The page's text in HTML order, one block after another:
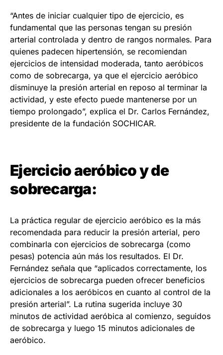
“Antes de iniciar cualquier tipo de ejercicio, es
fundamental que las personas tengan su presión
arterial controlada y dentro de rangos normales. Para
quienes padecen hipertensión, se recomiendan
ejercicios de intensidad moderada, tanto aeróbicos
como de sobrecarga, ya que el ejercicio aeróbico
disminuye la presión arterial en reposo al terminar la
actividad, y este efecto puede mantenerse por un
tiempo prolongado”, explica el Dr. Carlos Fernández,
presidente de la fundación SOCHICAR.
Ejercicio aeróbico y de
sobrecarga:
La práctica regular de ejercicio aeróbico es la más
recomendada para reducir la presión arterial, pero
combinarla con ejercicios de sobrecarga (como
pesas) potencia aún más los resultados. El Dr.
Fernández señala que “aplicados correctamente, los
ejercicios de sobrecarga pueden ofrecer beneficios
adicionales a los aeróbicos en cuanto al control de la
presión arterial”. La rutina sugerida incluye 30
minutos de actividad aeróbica al comienzo, seguidos
de sobrecarga y luego 15 minutos adicionales de
aeróbico.